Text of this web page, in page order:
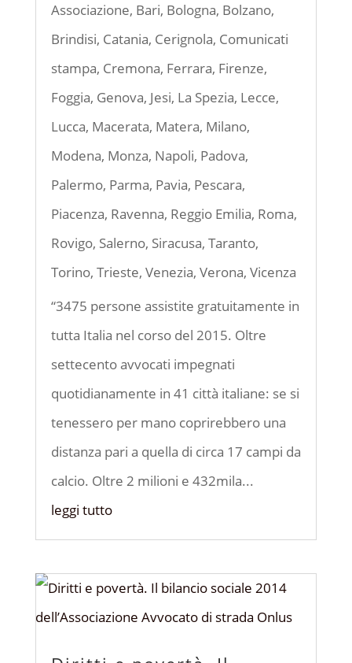
Associazione, Bari, Bologna, Bolzano,
Brindisi, Catania, Cerignola, Comunicati
stampa, Cremona, Ferrara, Firenze,
Foggia, Genova, Jesi, La Spezia, Lecce,
Lucca, Macerata, Matera, Milano,
Modena, Monza, Napoli, Padova,
Palermo, Parma, Pavia, Pescara,
Piacenza, Ravenna, Reggio Emilia, Roma,
Rovigo, Salerno, Siracusa, Taranto,
Torino, Trieste, Venezia, Verona, Vicenza
“3475 persone assistite gratuitamente in
tutta Italia nel corso del 2015. Oltre
settecento avvocati impegnati
quotidianamente in 41 città italiane: se si
tenessero per mano coprirebbero una
distanza pari a quella di circa 17 campi da
calcio. Oltre 2 milioni e 432mila...
leggi tutto